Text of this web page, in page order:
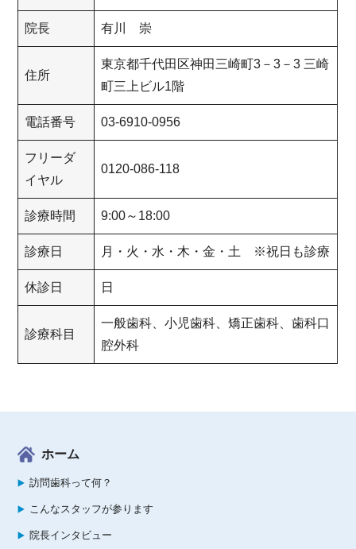
院長 有川 崇
住所
東京都千代田区神田三崎町3－3－3 三崎
町三上ビル1階
電話番号 03-6910-0956
フリーダ
イヤル
0120-086-118
診療時間 9:00～18:00
診療日 月・火・水・木・金・土 ※祝日も診療
休診日 日
診療科目
一般歯科、小児歯科、矯正歯科、歯科口
腔外科
ホーム
訪問歯科って何？
こんなスタッフが参ります
院長インタビュー